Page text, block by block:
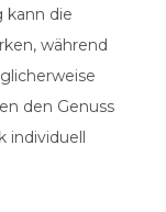
kann die
während
den Genuss
individuell